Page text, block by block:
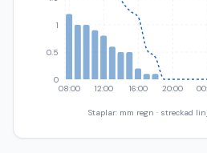
08:00 12:00 16:00 20:00
0
0.5
1
Staplar: mm regn · streckad